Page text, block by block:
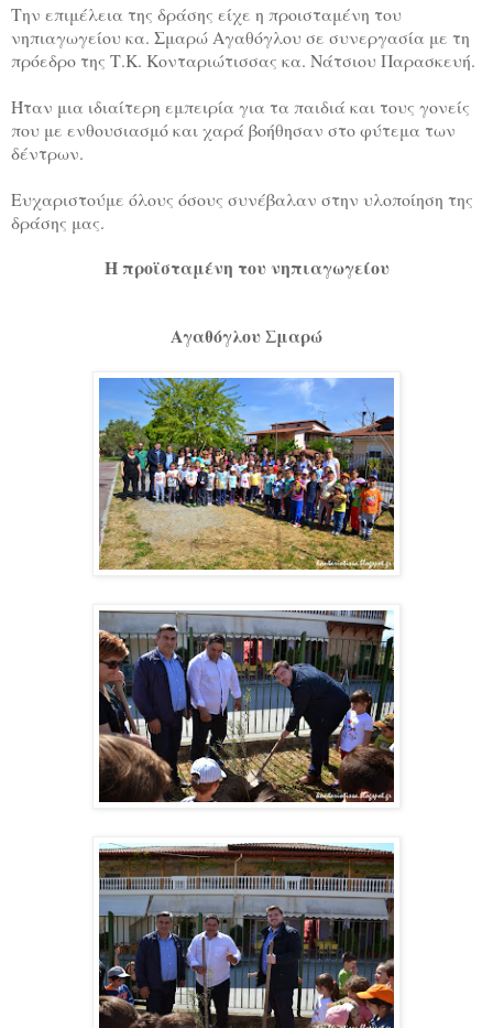
Την επιμέλεια της δράσης είχε η προισταμένη του
νηπιαγωγείου κα. Σμαρώ Αγαθόγλου σε συνεργασία με τη
πρόεδρο της Τ.Κ. Κονταριώτισσας κα. Νάτσιου Παρασκευή.
Ήταν μια ιδιαίτερη εμπειρία για τα παιδιά και τους γονείς
που με ενθουσιασμό και χαρά βοήθησαν στο φύτεμα των
δέντρων.
Ευχαριστούμε όλους όσους συνέβαλαν στην υλοποίηση της
δράσης μας.
Η προϊσταμένη του νηπιαγωγείου
Αγαθόγλου Σμαρώ